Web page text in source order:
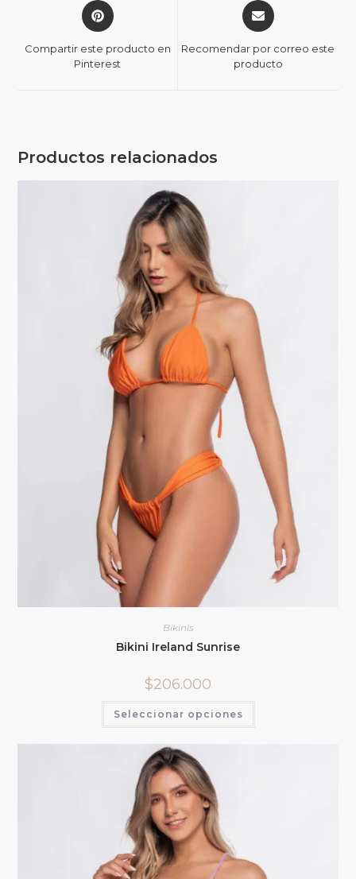
Compartir este producto en
Pinterest
Recomendar por correo este
producto
Productos relacionados
Bikinis
Bikini Ireland Sunrise
$206.000
Seleccionar opciones